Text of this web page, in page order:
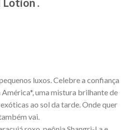
luxos. Celebre a confiança
uma mistura brilhante de
ao sol da tarde. Onde quer
vai.